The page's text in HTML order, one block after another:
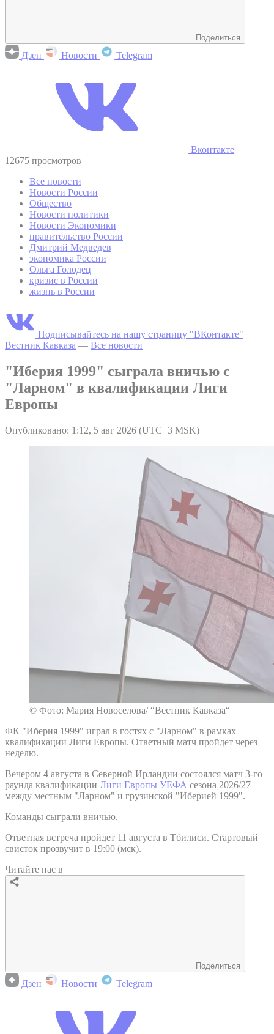
Поделиться
Дзен Новости Telegram
Вконтакте
12675 просмотров
Все новости
Новости России
Общество
Новости политики
Новости Экономики
правительство России
Дмитрий Медведев
экономика России
Ольга Голодец
кризис в России
жизнь в России
Подписывайтесь на нашу страницу "ВКонтакте"
Вестник Кавказа — Все новости
"Иберия 1999" сыграла вничью с
"Ларном" в квалификации Лиги
Европы
Опубликовано: 1:12, 5 авг 2026 (UTC+3 MSK)
© Фото: Мария Новоселова/ “Вестник Кавказа“
ФК "Иберия 1999" играл в гостях с "Ларном" в рамках
квалификации Лиги Европы. Ответный матч пройдет через
неделю.
Вечером 4 августа в Северной Ирландии состоялся матч 3-го
раунда квалификации Лиги Европы УЕФА сезона 2026/27
между местным "Ларном" и грузинской "Иберией 1999".
Команды сыграли вничью.
Ответная встреча пройдет 11 августа в Тбилиси. Стартовый
свисток прозвучит в 19:00 (мск).
Читайте нас в
Поделиться
Дзен Новости Telegram